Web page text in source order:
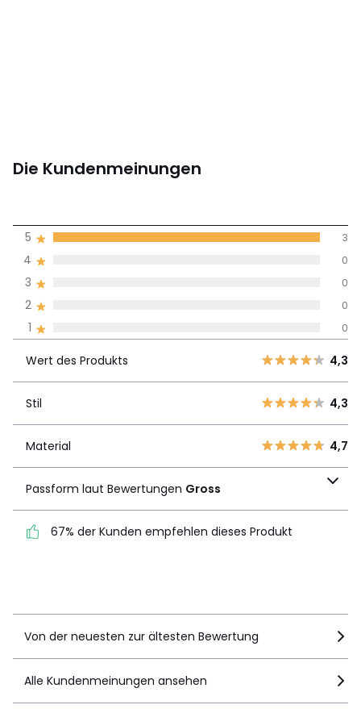
Die Kundenmeinungen
5
(3)
4
Wert des
4,3
4,7
Bewertungen
67% der Kunden
1 0
2 0
3 0
4 0
5 3
Wert des Produkts 4,3
Stil 4,3
Material 4,7
Passform laut Bewertungen Gross
67% der Kunden empfehlen dieses Produkt
Von der neuesten zur ältesten Bewertung
Alle Kundenmeinungen ansehen